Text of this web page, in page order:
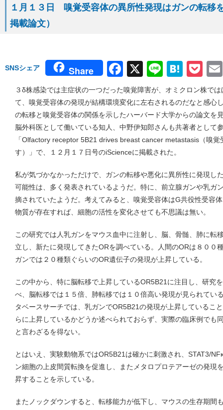
１月１３日 嗅覚受容体の異所性発現はガンの転移
掲載論文）
SNSシェア Share Facebook
X Line
３δ株感染では主症状の一つだった嗅覚障害が、オミクロン株で
て、嗅覚受容体の発現が結構環境変化に左右されるのだなと感心
の転移と嗅覚受容体の関係を示したハーバード大学からの論文を
脳外科医として働いている知人、中野伊知郎さんも共著者として
「Olfactory receptor 5B21 drives breast cancer metastasis（嗅
す）」で、１２月１７日号のiScienceに掲載された。
私が気づかなかっただけで、ガンの転移や悪化に異所性に発現し
可能性は、多く発表されているようだ。特に、前立腺ガンや乳ガ
摘されていたようだ。考えてみると、嗅覚受容体はG共役性受容
物質が存在すれば、細胞の活性を変化させても不思議は無い。
この研究では人乳ガンをマウス血中に注射し、脳、骨髄、肺に転
立し、新たに発現してきたORを調べている。人間のORは８００
ガンでは２０種類ぐらいのOR遺伝子の発現が上昇している。
この中から、特に脳転移で上昇しているOR5B21に注目し、研究
べ、脳転移では１５倍、肺転移では１０倍高い発現が見られてい
タベースサーチでは、乳ガンでOR5B21の発現が上昇しているこ
らに上昇しているかどうか述べられておらず、実際の臨床例でも
と言わざるを得ない。
とはいえ、実験動物系ではOR5B21は確かに刺激され、STAT3/
ン細胞の上皮間質転換を促進し、またメタロプロテアーゼの発現
昇することを示している。
またノックダウンすると、転移能力が低下し、マウスの生存期間